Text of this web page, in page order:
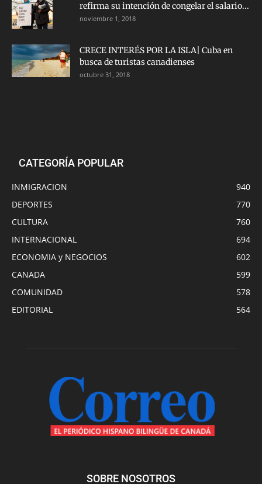
refirma su intención de congelar el salario...
noviembre 1, 2018
CRECE INTERÉS POR LA ISLA| Cuba en
busca de turistas canadienses
octubre 31, 2018
CATEGORÍA POPULAR
INMIGRACION
940
DEPORTES
770
CULTURA
760
INTERNACIONAL
694
ECONOMIA y NEGOCIOS
602
CANADA
599
COMUNIDAD
578
EDITORIAL
564
SOBRE NOSOTROS